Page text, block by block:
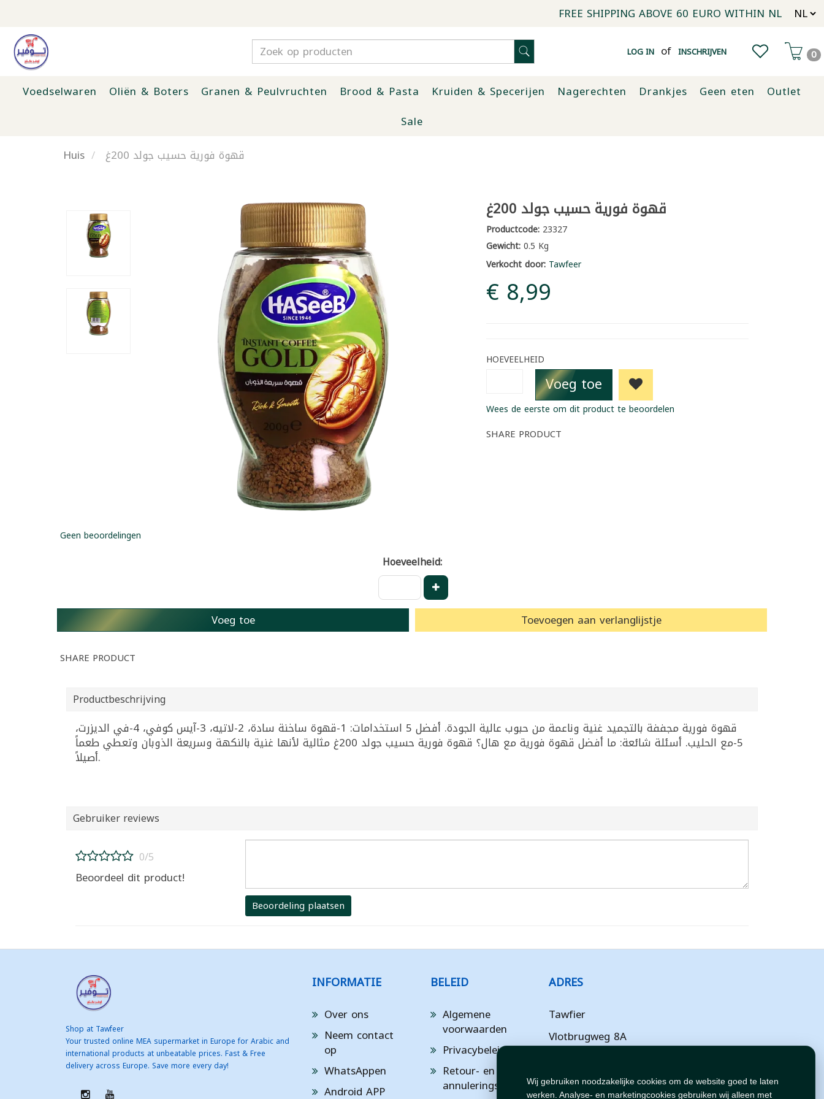
Wij gebruiken noodzakelijke cookies om de website goed te laten
werken. Analyse- en marketingcookies gebruiken wij alleen met
FREE SHIPPING ABOVE 60 EURO WITHIN NL
LOG IN of INSCHRIJVEN 0
Voedselwaren Oliën & Boters Granen & Peulvruchten Brood & Pasta Kruiden & Specerijen Nagerechten Drankjes Geen eten
Outlet
Sale
Huis
قهوة فورية حسيب جولد 200غ
قهوة فورية حسيب جولد 200غ
Productcode:23327
Gewicht:0.5 Kg
Verkocht door: Tawfeer
€ 8,99
HOEVEELHEID
Voeg toe
Wees de eerste om dit product te beoordelen
SHARE PRODUCT
Geen beoordelingen
Hoeveelheid:
Voeg toe Toevoegen aan verlanglijstje
SHARE PRODUCT
Productbeschrijving
قهوة فورية مجففة بالتجميد غنية وناعمة من حبوب عالية الجودة. أفضل 5 استخدامات: 1-قهوة ساخنة سادة، 2-لاتيه، 3-آيس كوفي، 4-في الديزرت،
5-مع الحليب. أسئلة شائعة: ما أفضل قهوة فورية مع هال؟ قهوة فورية حسيب جولد 200غ مثالية لأنها غنية بالنكهة وسريعة الذوبان وتعطي طعماً
أصيلاً.
Gebruiker reviews
0/5
Beoordeel dit product!
Beoordeling plaatsen
Shop at Tawfeer
Your trusted online MEA supermarket in Europe for Arabic and
international products at unbeatable prices. Fast & Free
delivery across Europe. Save more every day!
INFORMATIE
Over ons
Neem contact
op
WhatsAppen
Android APP
BELEID
Algemene
voorwaarden
Privacybeleid
Retour- en
annuleringsbeleid
ADRES
Tawfier
Vlotbrugweg 8A
Flevoland